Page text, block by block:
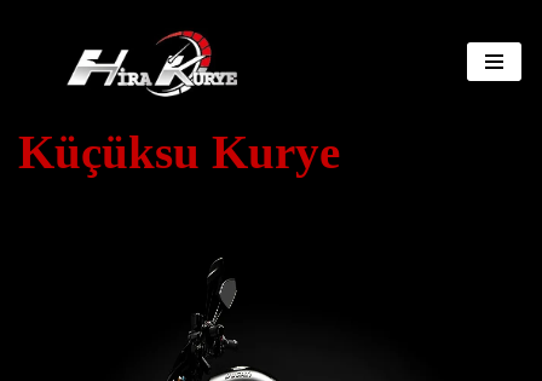
Küçüksu Kurye